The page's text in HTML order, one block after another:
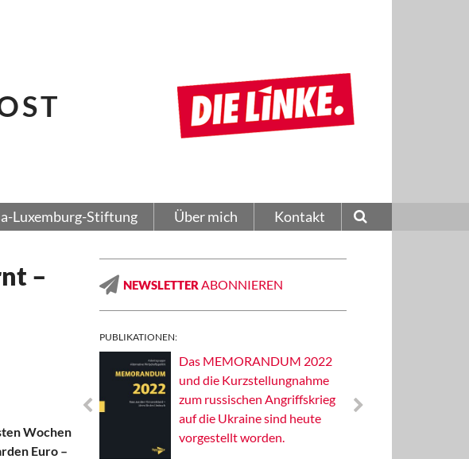
Luxemburg-Stiftung Über mich Kontakt
–
Wochen
Euro –
NEWSLETTER ABONNIEREN
PUBLIKATIONEN:
Das MEMORANDUM 2022
und die Kurzstellungnahme
zum russischen Angriffskrieg
auf die Ukraine sind heute
vorgestellt worden.